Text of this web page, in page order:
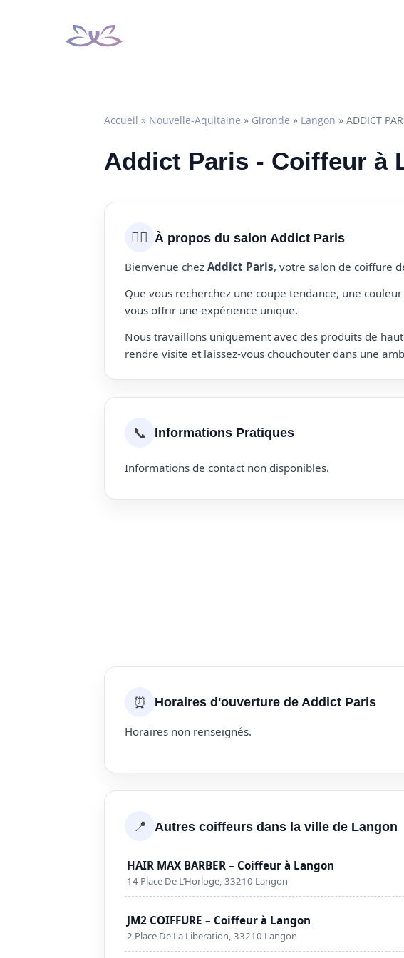
Accueil » Nouvelle-Aquitaine » Gironde » Langon » ADDICT
Addict Paris - Coiffeur à
💇‍♀️ À propos du salon Addict Paris
Bienvenue chez Addict Paris, votre salon de coiffure
Que vous recherchez une coupe tendance, une
vous offrir une expérience unique.
Nous travaillons uniquement avec des produits de
rendre visite et laissez-vous chouchouter dans une
📞 Informations Pratiques
Informations de contact non disponibles.
⏰ Horaires d'ouverture de Addict Paris
Horaires non renseignés.
📍 Autres coiffeurs dans la ville de Langon
HAIR MAX BARBER – Coiffeur à Langon
14 Place De L’Horloge, 33210 Langon
JM2 COIFFURE – Coiffeur à Langon
2 Place De La Liberation, 33210 Langon